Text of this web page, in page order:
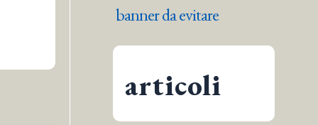
banner da evitare
articoli